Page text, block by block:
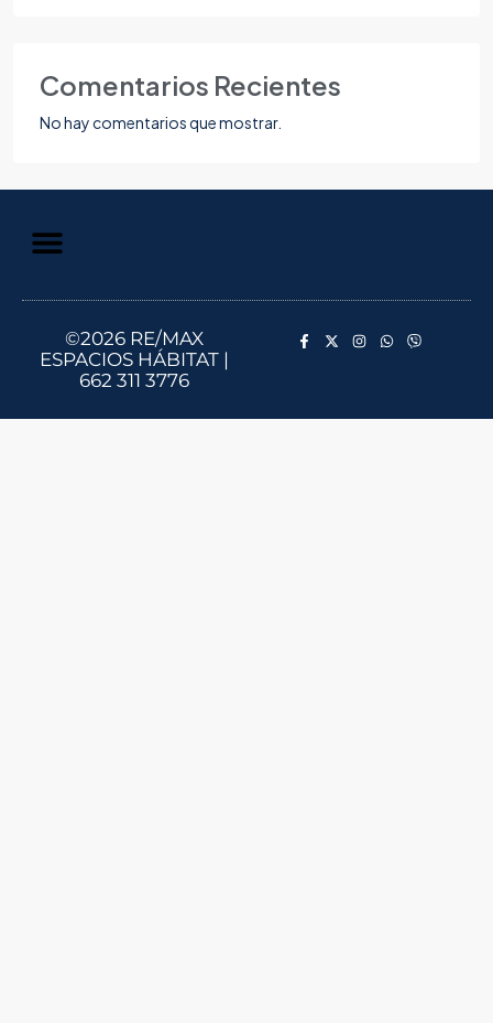
Comentarios Recientes
No hay comentarios que mostrar.
©2026 RE/MAX
ESPACIOS HÁBITAT |
662 311 3776